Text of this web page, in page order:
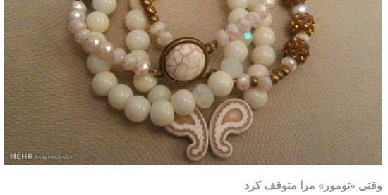
وقتی «تومور» مرا متوقف کرد